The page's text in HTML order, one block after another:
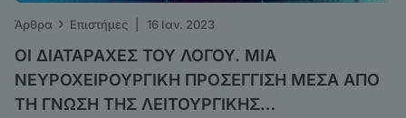
Άρθρα › Επιστήμες 16 Ιαν. 2023
ΟΙ ΔΙΑΤΑΡΑΧΕΣ ΤΟΥ ΛΟΓΟΥ. ΜΙΑ
ΝΕΥΡΟΧΕΙΡΟΥΡΓΙΚΗ ΠΡΟΣΕΓΓΙΣΗ ΜΕΣΑ ΑΠΟ
ΤΗ ΓΝΩΣΗ ΤΗΣ ΛΕΙΤΟΥΡΓΙΚΗΣ